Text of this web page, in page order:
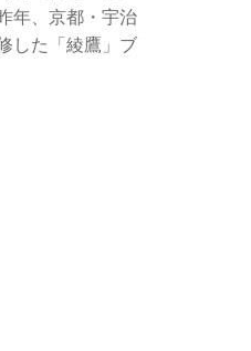
年、京都・宇治
した「綾鷹」ブ